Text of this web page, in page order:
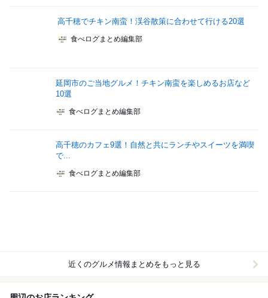
高千穂でチキン南蛮！渓谷散策に合わせて行ける20選
食べログまとめ編集部
延岡市のご当地グルメ！チキン南蛮を楽しめるお店など
10選
食べログまとめ編集部
高千穂のカフェ9選！自然と共にランチやスイーツを満喫
で...
食べログまとめ編集部
近くのグルメ情報まとめをもっと見る